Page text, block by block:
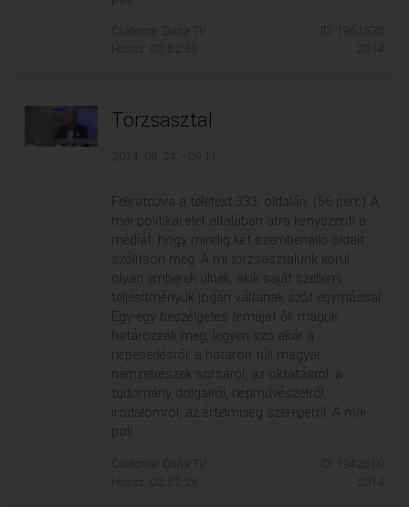
Csatorna: Duna TV
Hossz: 00:52:59
2014
Törzsasztal
2014. 08. 24. - 09:11
Feliratozva a teletext 333. oldalán. (56 perc) A
mai politikai élet általában arra kényszeríti a
médiát, hogy mindig két szembenálló oldalt
szólítson meg. A mi törzsasztalunk körül
olyan emberek ülnek, akik saját szellemi
teljesítményük jogán váltanak szót egymással.
Egy-egy beszélgetés témáját ők maguk
határozzák meg, legyen szó akár a
népesedésről, a határon túli magyar
nemzetrészek sorsáról, az oktatásról, a
tudomány dolgairól, népművészetről,
irodalomról, az értelmiség szerepéről. A mai
poli...
Csatorna: Duna TV
Hossz: 00:52:26
ID: 1942510
2014